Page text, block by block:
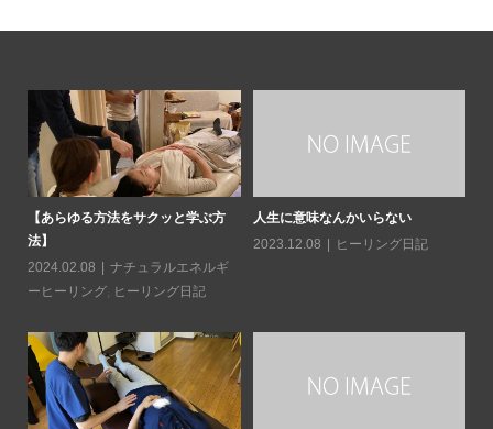
【あらゆる方法をサクッと学ぶ方
法】
2024.02.08
ナチュラルエネルギ
ーヒーリング, ヒーリング日記
人生に意味なんかいらない
2023.12.08
ヒーリング日記